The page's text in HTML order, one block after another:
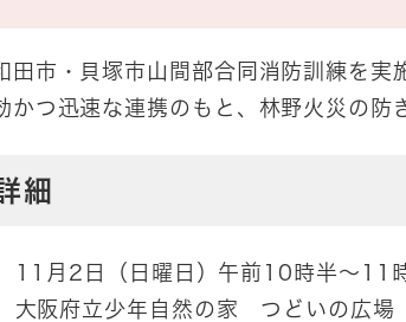
田市・貝塚市山間部合同消防訓練を実
かつ迅速な連携のもと、林野火災の防
細
11月2日（日曜日） 午前10 時半～11
大阪府立少年自然の家 つどいの広場